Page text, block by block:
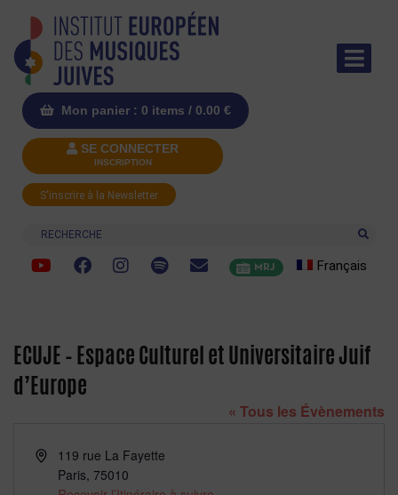
Mon panier : 0 items / 0.00 €
SE CONNECTER
INSCRIPTION
S'inscrire à la Newsletter
Recherche
MRJ Français
ECUJE – Espace Culturel et Universitaire Juif
d’Europe
« Tous les Évènements
Adresse119 rue La Fayette
Paris, 75010